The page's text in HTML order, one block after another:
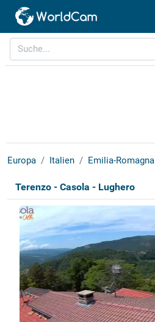
Europa Italien Emilia-Romagna
Terenzo - Casola - Lughero